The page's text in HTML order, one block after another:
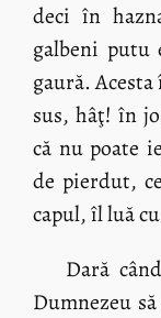
deci în
galbeni putu
gaură.
sus, hâţ! în
că nu poate
de pierdut,
capul, îl luă
Dară
Dumnezeu